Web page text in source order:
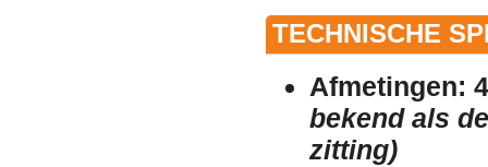
TECHNISCHE
Afmetingen:
bekend als
zitting)